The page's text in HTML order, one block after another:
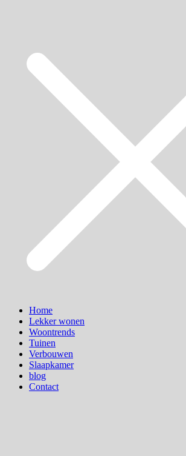
Home
Lekker wonen
Woontrends
Tuinen
Verbouwen
Slaapkamer
blog
Contact